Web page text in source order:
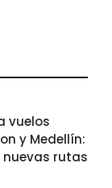
vuelos
y Medellín:
rutas